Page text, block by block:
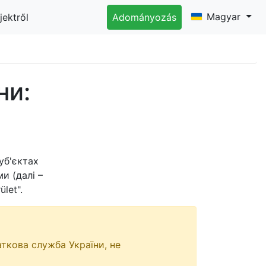
Adományozás Magyar
(далі –
служба України, не